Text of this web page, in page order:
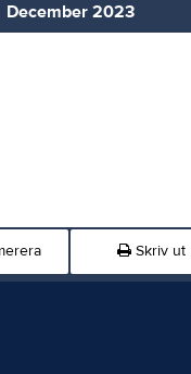
December 2023
Skriv ut